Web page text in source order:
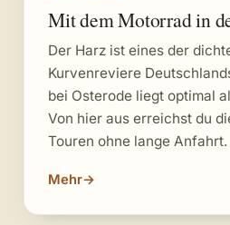
Mit dem Motorrad in
Der Harz ist eines der
Kurvenreviere
bei Osterode liegt optimal
Von hier aus erreichst du
Touren ohne lange Anfahrt.
Mehr→